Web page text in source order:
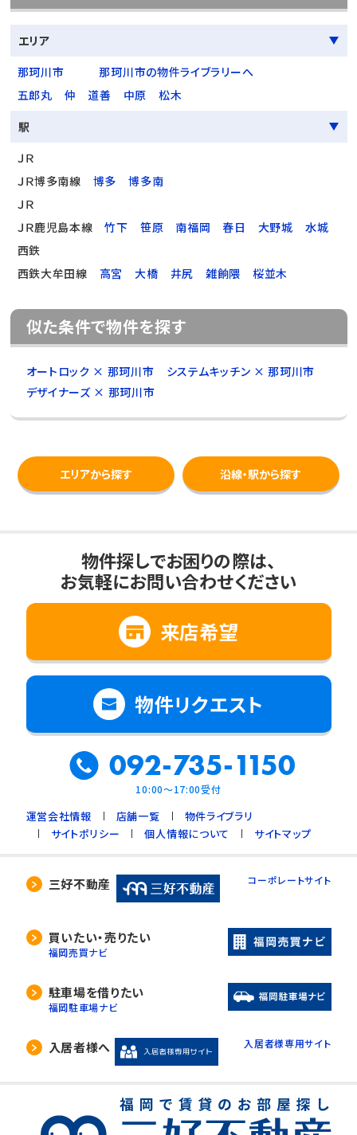
エリア
那珂川市
那珂川市の物件ライブラリーへ
五郎丸
仲 道善 中原
松木
駅
ＪＲ
ＪＲ博多南線
博多
博多南
ＪＲ
ＪＲ鹿児島本線
竹下 笹原 南福岡 春日 大野城
水城
西鉄
西鉄大牟田線
高宮 大橋 井尻 雑餉隈 桜並木
似た条件で物件を探す
オートロック × 那珂川市
システムキッチン × 那珂川市
デザイナーズ × 那珂川市
エリアから探す 沿線・駅から探す
物件探しでお困りの際は、
お気軽にお問い合わせください
来店希望
物件リクエスト
092-735-1150
10:00～17:00受付
運営会社情報 店舗一覧
物件ライブラリ
サイトポリシー
個人情報について サイトマップ
三好不動産 コーポレートサイト
買いたい・売りたい
福岡売買ナビ
駐車場を借りたい
福岡駐車場ナビ
入居者様へ 入居者様専用サイト